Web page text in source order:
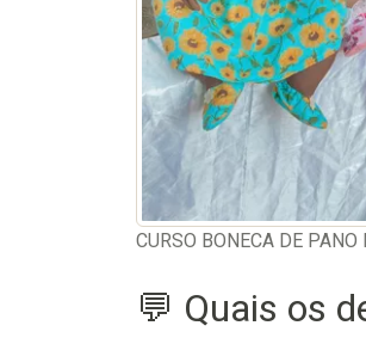
CURSO BONECA DE
💬 Quais os